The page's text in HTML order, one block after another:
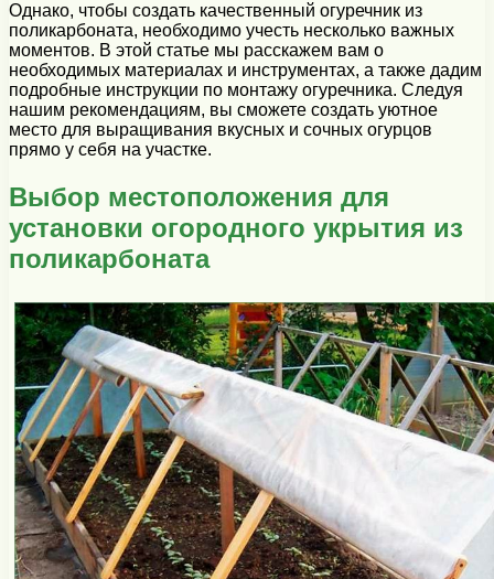
Однако, чтобы создать качественный огуречник из
поликарбоната, необходимо учесть несколько важных
моментов. В этой статье мы расскажем вам о
необходимых материалах и инструментах, а также дадим
подробные инструкции по монтажу огуречника. Следуя
нашим рекомендациям, вы сможете создать уютное
место для выращивания вкусных и сочных огурцов
прямо у себя на участке.
Выбор местоположения для
установки огородного укрытия из
поликарбоната